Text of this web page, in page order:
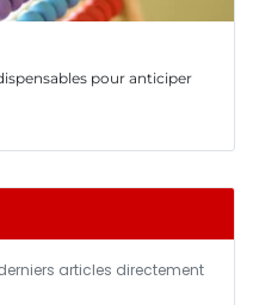
pour anticiper
articles directement